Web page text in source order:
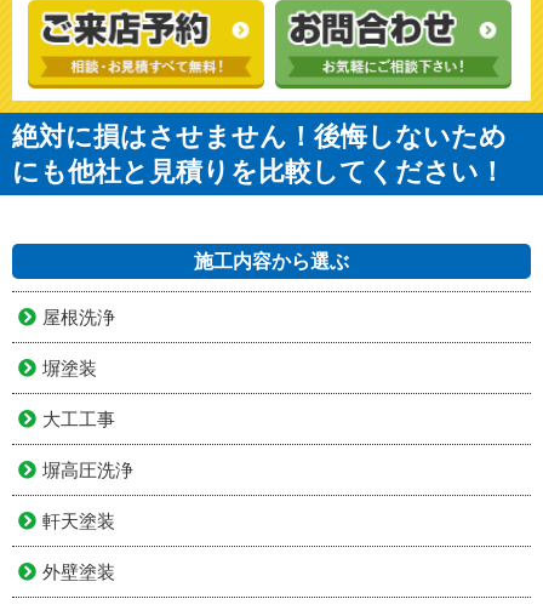
絶対に損はさせません！後悔しないため
にも他社と見積りを比較してください！
施工内容から選ぶ
屋根洗浄
塀塗装
大工工事
塀高圧洗浄
軒天塗装
外壁塗装